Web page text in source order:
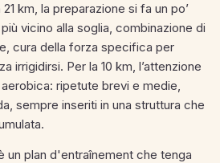
km, la preparazione si fa un po’
vicino alla soglia, combinazione di
cura della forza specifica per
irrigidirsi. Per la 10 km, l’attenzione
ripetute brevi e medie,
sempre inseriti in una struttura che
un plan d'entraînement che tenga